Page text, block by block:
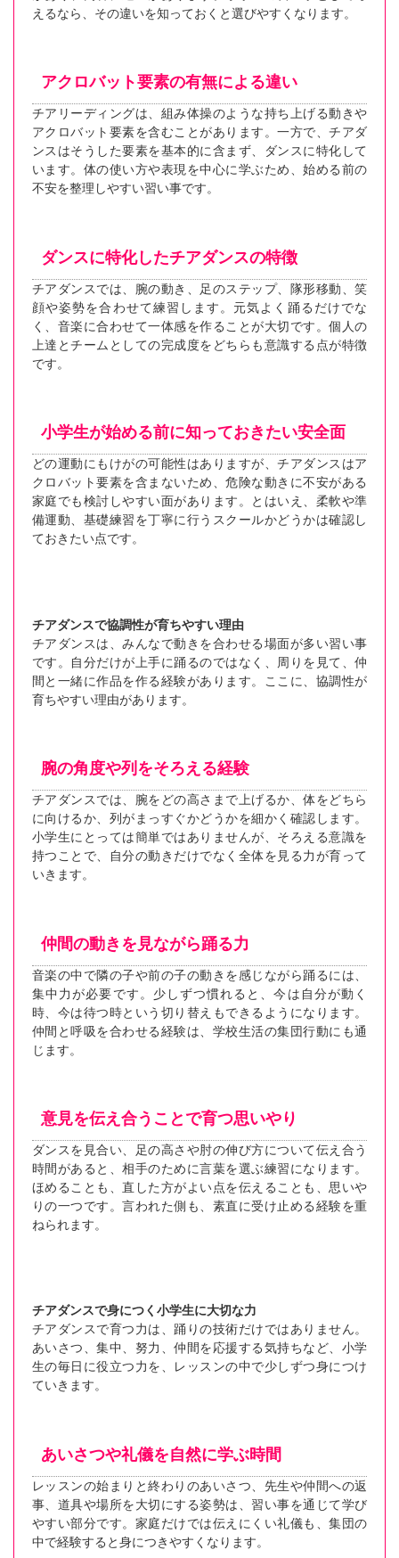
えるなら、その違いを知っておくと選びやすくなります。
アクロバット要素の有無による違い
チアリーディングは、組み体操のような持ち上げる動きや
アクロバット要素を含むことがあります。一方で、チアダ
ンスはそうした要素を基本的に含まず、ダンスに特化して
います。体の使い方や表現を中心に学ぶため、始める前の
不安を整理しやすい習い事です。
ダンスに特化したチアダンスの特徴
チアダンスでは、腕の動き、足のステップ、隊形移動、笑
顔や姿勢を合わせて練習します。元気よく踊るだけでな
く、音楽に合わせて一体感を作ることが大切です。個人の
上達とチームとしての完成度をどちらも意識する点が特徴
です。
小学生が始める前に知っておきたい安全面
どの運動にもけがの可能性はありますが、チアダンスはア
クロバット要素を含まないため、危険な動きに不安がある
家庭でも検討しやすい面があります。とはいえ、柔軟や準
備運動、基礎練習を丁寧に行うスクールかどうかは確認し
ておきたい点です。
チアダンスで協調性が育ちやすい理由
チアダンスは、みんなで動きを合わせる場面が多い習い事
です。自分だけが上手に踊るのではなく、周りを見て、仲
間と一緒に作品を作る経験があります。ここに、協調性が
育ちやすい理由があります。
腕の角度や列をそろえる経験
チアダンスでは、腕をどの高さまで上げるか、体をどちら
に向けるか、列がまっすぐかどうかを細かく確認します。
小学生にとっては簡単ではありませんが、そろえる意識を
持つことで、自分の動きだけでなく全体を見る力が育って
いきます。
仲間の動きを見ながら踊る力
音楽の中で隣の子や前の子の動きを感じながら踊るには、
集中力が必要です。少しずつ慣れると、今は自分が動く
時、今は待つ時という切り替えもできるようになります。
仲間と呼吸を合わせる経験は、学校生活の集団行動にも通
じます。
意見を伝え合うことで育つ思いやり
ダンスを見合い、足の高さや肘の伸び方について伝え合う
時間があると、相手のために言葉を選ぶ練習になります。
ほめることも、直した方がよい点を伝えることも、思いや
りの一つです。言われた側も、素直に受け止める経験を重
ねられます。
チアダンスで身につく小学生に大切な力
チアダンスで育つ力は、踊りの技術だけではありません。
あいさつ、集中、努力、仲間を応援する気持ちなど、小学
生の毎日に役立つ力を、レッスンの中で少しずつ身につけ
ていきます。
あいさつや礼儀を自然に学ぶ時間
レッスンの始まりと終わりのあいさつ、先生や仲間への返
事、道具や場所を大切にする姿勢は、習い事を通じて学び
やすい部分です。家庭だけでは伝えにくい礼儀も、集団の
中で経験すると身につきやすくなります。